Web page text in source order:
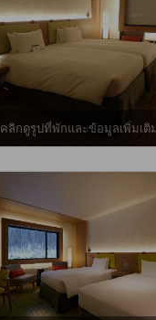
คลิกดูรูปที่พักและข้อมูลเพิ่มเติ